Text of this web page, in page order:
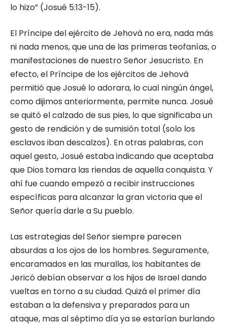
lo hizo” (Josué 5:13-15).
El Príncipe del ejército de Jehová no era, nada más
ni nada menos, que una de las primeras teofanías, o
manifestaciones de nuestro Señor Jesucristo. En
efecto, el Príncipe de los ejércitos de Jehová
permitió que Josué lo adorara, lo cual ningún ángel,
como dijimos anteriormente, permite nunca. Josué
se quitó el calzado de sus pies, lo que significaba un
gesto de rendición y de sumisión total (solo los
esclavos iban descalzos). En otras palabras, con
aquel gesto, Josué estaba indicando que aceptaba
que Dios tomara las riendas de aquella conquista. Y
ahí fue cuando empezó a recibir instrucciones
específicas para alcanzar la gran victoria que el
Señor quería darle a Su pueblo.
Las estrategias del Señor siempre parecen
absurdas a los ojos de los hombres. Seguramente,
encaramados en las murallas, los habitantes de
Jericó debían observar a los hijos de Israel dando
vueltas en torno a su ciudad. Quizá el primer día
estaban a la defensiva y preparados para un
ataque, mas al séptimo día ya se estarían burlando